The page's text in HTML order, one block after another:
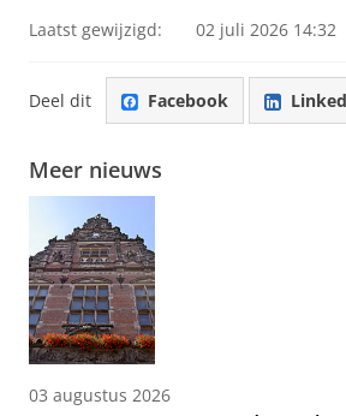
Laatst gewijzigd: 02 juli 2026 14:32
Deel dit Facebook
Meer nieuws
03 augustus 2026